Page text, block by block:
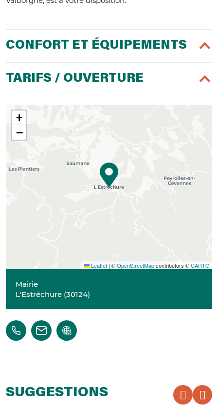
CONFORT ET ÉQUIPEMENTS
TARIFS / OUVERTURE
+
−
Leaflet | ©OpenStreetMapcontributors ©CARTO
Mairie
L'Estréchure (30124)
SUGGESTIONS